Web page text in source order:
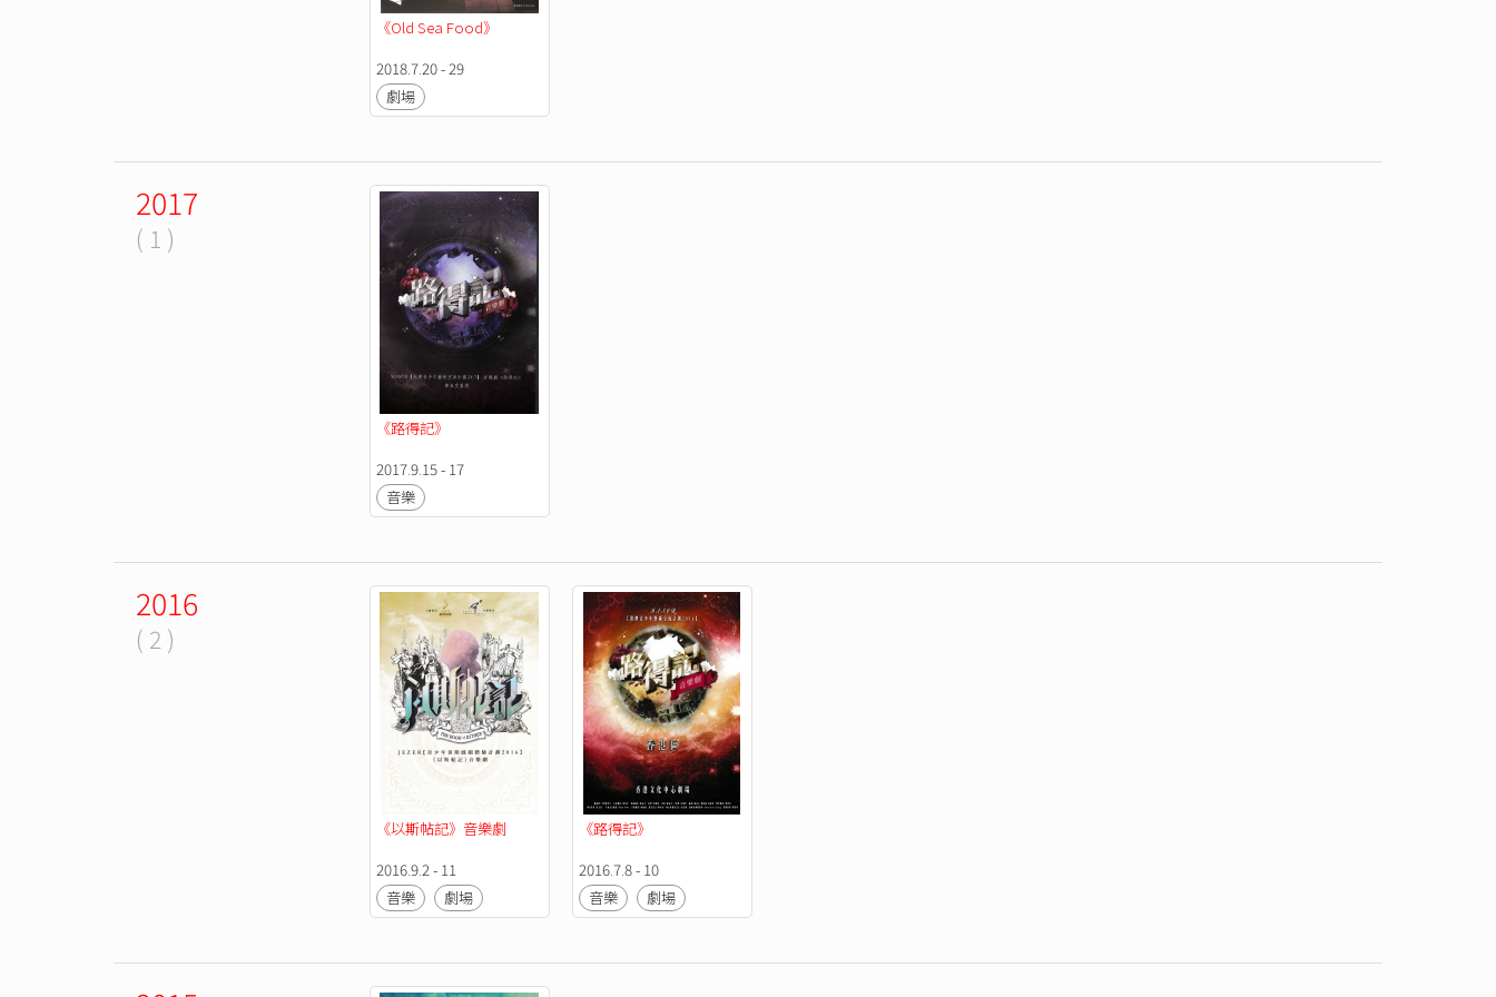
《Old Sea Food》
2018.7.20 - 29
劇場
2017
( 1 )
《路得記》
2017.9.15 - 17
音樂
2016
( 2 )
《以斯帖記》音樂劇
2016.9.2 - 11
音樂
劇場
《路得記》
2016.7.8 - 10
音樂
劇場